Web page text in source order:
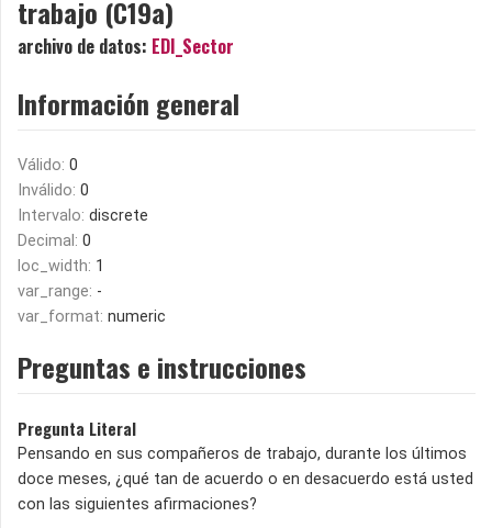
trabajo (C19a)
archivo de datos: EDI_Sector
Información general
Válido: 0
Inválido: 0
Intervalo: discrete
Decimal: 0
loc_width: 1
var_range: -
var_format: numeric
Preguntas e instrucciones
Pregunta Literal
Pensando en sus compañeros de trabajo, durante los últimos
doce meses, ¿qué tan de acuerdo o en desacuerdo está usted
con las siguientes afirmaciones?